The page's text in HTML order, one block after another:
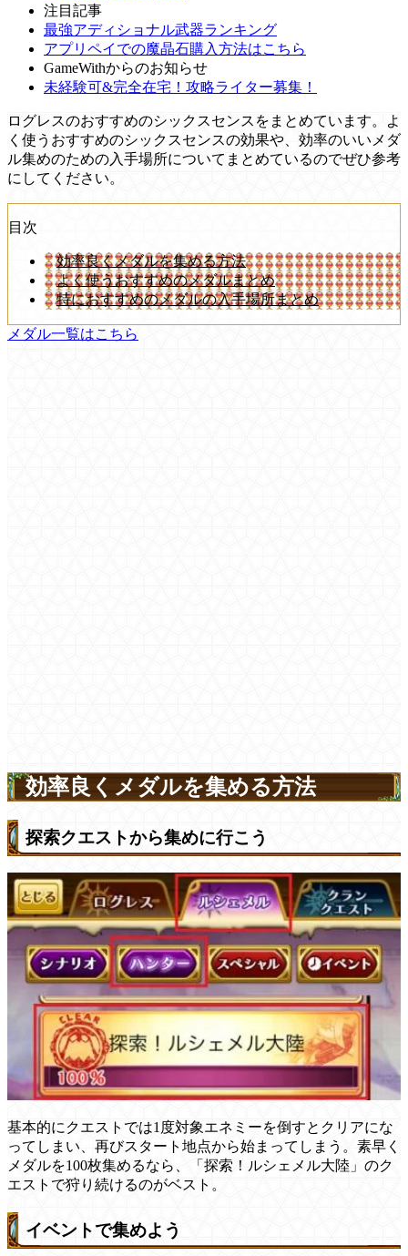
注目記事
最強アディショナル武器ランキング
アプリペイでの魔晶石購入方法はこちら
GameWithからのお知らせ
未経験可&完全在宅！攻略ライター募集！
ログレスのおすすめのシックスセンスをまとめています。よ
く使うおすすめのシックスセンスの効果や、効率のいいメダ
ル集めのための入手場所についてまとめているのでぜひ参考
にしてください。
目次
効率良くメダルを集める方法
よく使うおすすめのメダルまとめ
特におすすめのメダルの入手場所まとめ
メダル一覧はこちら
効率良くメダルを集める方法
探索クエストから集めに行こう
基本的にクエストでは1度対象エネミーを倒すとクリアにな
ってしまい、再びスタート地点から始まってしまう。素早く
メダルを100枚集めるなら、「探索！ルシェメル大陸」のク
エストで狩り続けるのがベスト。
イベントで集めよう